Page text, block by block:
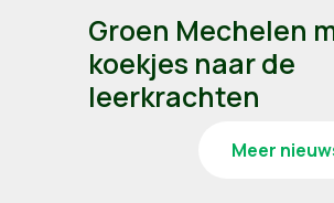
Groen Mechelen
koekjes naar de
leerkrachten
Meer